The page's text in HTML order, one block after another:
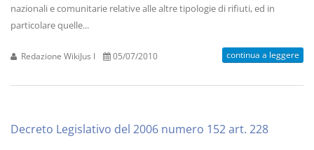
nazionali e comunitarie relative alle altre tipologie di rifiuti, ed in
particolare quelle...
Redazione WikiJus I 05/07/2010 continua a leggere
Decreto Legislativo del 2006 numero 152 art. 228